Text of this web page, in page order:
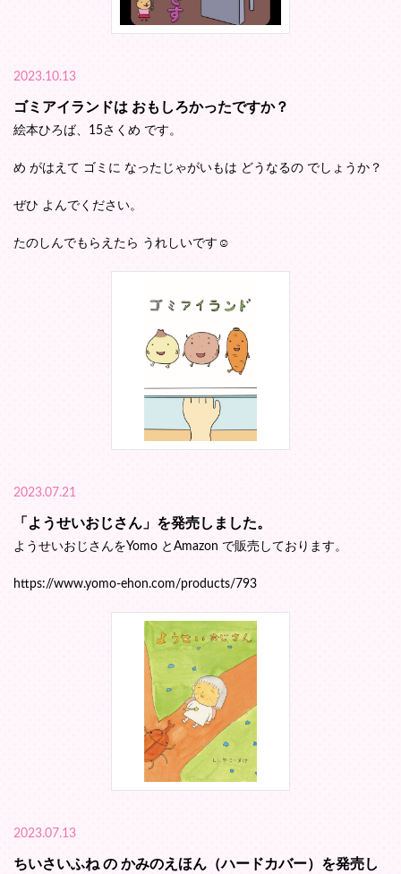
2023.10.13
ゴミアイランドは おもしろかったですか？
絵本ひろば、15さくめ です。
め がはえて ゴミに なったじゃがいもは どうなるの でしょうか？
ぜひ よんでください。
たのしんでもらえたら うれしいです☺️
2023.07.21
「ようせいおじさん」を発売しました。
ようせいおじさんをYomo とAmazon で販売しております。
https://www.yomo-ehon.com/products/793
2023.07.13
ちいさいふね の かみのえほん（ハードカバー）を発売し